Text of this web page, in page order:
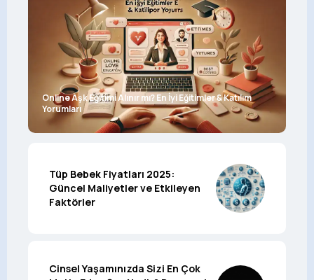
Online Aşk Eğitimi Alınır mı? En İyi Eğitimler & Katılım
Yorumları
Tüp Bebek Fiyatları 2025:
Güncel Maliyetler ve Etkileyen
Faktörler
Cinsel Yaşamınızda Sizi En Çok